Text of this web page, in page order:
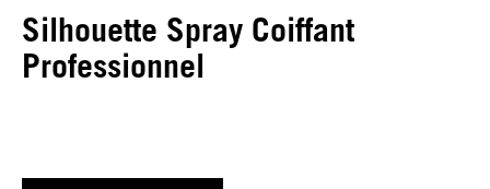
Silhouette Spray Coiffant
Professionnel